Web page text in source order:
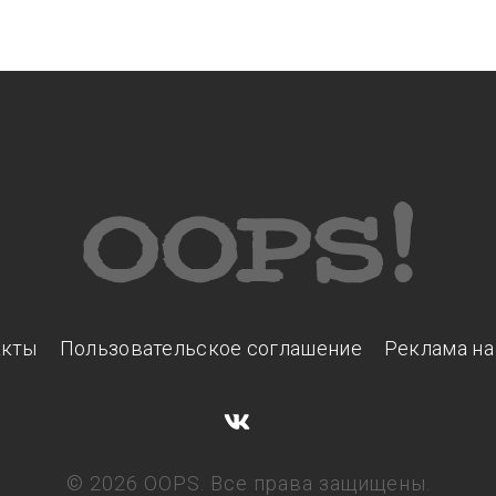
Пользовательское соглашение Реклама на
© 2026 OOPS. Все права защищены.